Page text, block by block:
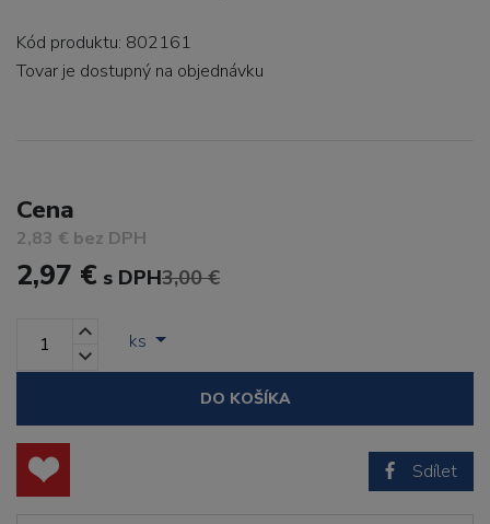
Kód produktu: 802161
Tovar je dostupný na objednávku
Cena
2,83 € bez DPH
2,97 € s DPH3,00 €
ks
DO KOŠÍKA
Sdílet